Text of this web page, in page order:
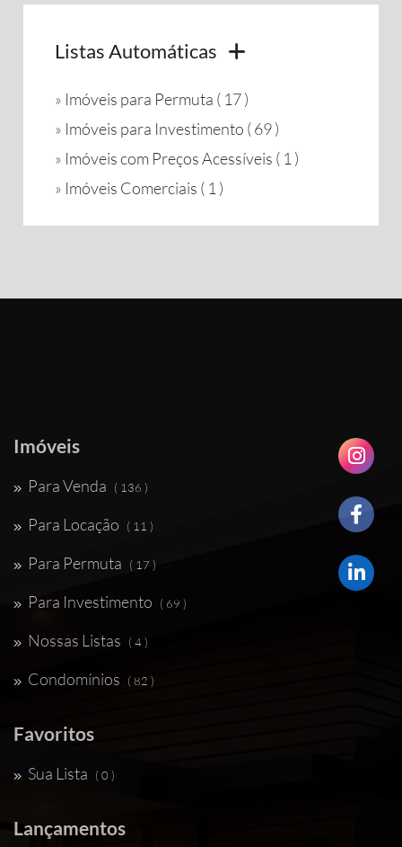
Listas Automáticas
» Imóveis para Permuta ( 17 )
» Imóveis para Investimento ( 69 )
» Imóveis com Preços Acessíveis ( 1 )
» Imóveis Comerciais ( 1 )
Imóveis
Para Venda ( 136 )
Para Locação ( 11 )
Para Permuta ( 17 )
Para Investimento ( 69 )
Nossas Listas ( 4 )
Condomínios ( 82 )
Favoritos
Sua Lista ( 0 )
Lançamentos